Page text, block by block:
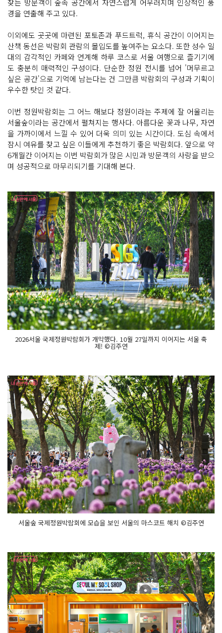
찾는 방문객이 숲속 공간에서 자연스럽게 어우러지며 인상적인 풍
경을 연출해 주고 있다.
이외에도 곳곳에 마련된 포토존과 푸드트럭, 휴식 공간이 이어지는
산책 동선은 박람회 관람의 몰입도를 높여주는 요소다. 또한 성수 일
대의 감각적인 카페와 연계해 하루 코스로 서울 여행으로 즐기기에
도 충분히 매력적인 구성이다. 단순한 정원 전시를 넘어 '머무르고
싶은 공간'으로 기억에 남는다는 건 그만큼 박람회의 구성과 기획이
우수한 탓인 것 같다.
이번 정원박람회는 그 어느 해보다 정원이라는 주제에 잘 어울리는
서울숲이라는 공간에서 펼쳐지는 행사다. 아름다운 꽃과 나무, 자연
을 가까이에서 느낄 수 있어 더욱 의미 있는 시간이다. 도심 속에서
잠시 여유를 찾고 싶은 이들에게 추천하기 좋은 박람회다. 앞으로 약
6개월간 이어지는 이번 박람회가 많은 시민과 방문객의 사랑을 받으
며 성공적으로 마무리되기를 기대해 본다.
2026서울 국제정원박람회가 개막했다. 10월 27일까지 이어지는 서울 축
제! ©김주연
서울숲 국제정원박람회에 모습을 보인 서울의 마스코트 해치 ©김주연